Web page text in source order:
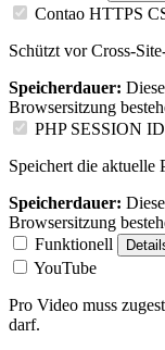
Contao HTTPS
Schützt vor Cross-
Speicherdauer:
Browsersitzung
PHP SESSION ID
Speichert die aktuelle
Speicherdauer:
Browsersitzung
Funktionell
YouTube
Pro Video muss
darf.